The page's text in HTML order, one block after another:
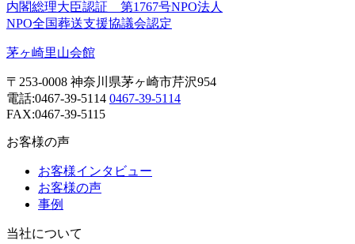
内閣総理大臣認証 第1767号NPO法人
NPO全国葬送支援協議会認定
茅ヶ崎里山会館
〒253-0008 神奈川県茅ヶ崎市芹沢954
電話:0467-39-5114 0467-39-5114
FAX:0467-39-5115
お客様の声
お客様インタビュー
お客様の声
事例
当社について